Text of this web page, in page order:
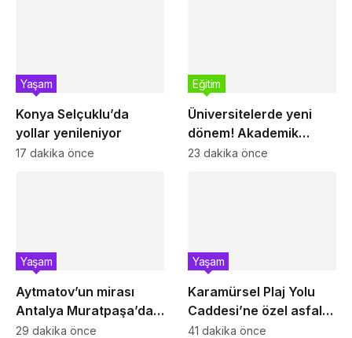
Konya Selçuklu’da
yollar yenileniyor
Yaşam
17 dakika önce
Üniversitelerde yeni
dönem! Akademik
sahtekârlığa hapis,
Eğitim
23 dakika önce
Aytmatov’un mirası
Antalya Muratpaşa’da
büyüyor
Yaşam
29 dakika önce
Karamürsel Plaj Yolu
Caddesi’ne özel asfalt
dokunuşu
Yaşam
41 dakika önce